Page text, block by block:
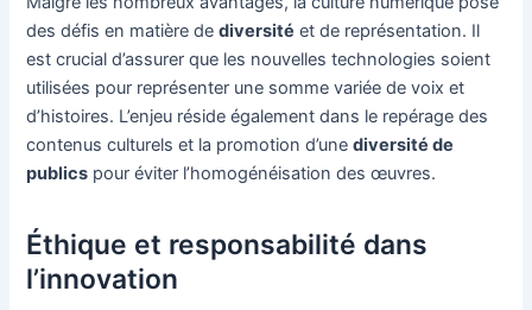
des défis en matière dediversité et de représentation. Il
est crucial d’assurer que les nouvelles technologies soient
utilisées pour représenter une somme variée de voix et
d’histoires. L’enjeu réside également dans le repérage des
contenus culturels et la promotion d’unediversité de
publics pour éviter l’homogénéisation des œuvres.
Éthique et responsabilité dans
l’innovation